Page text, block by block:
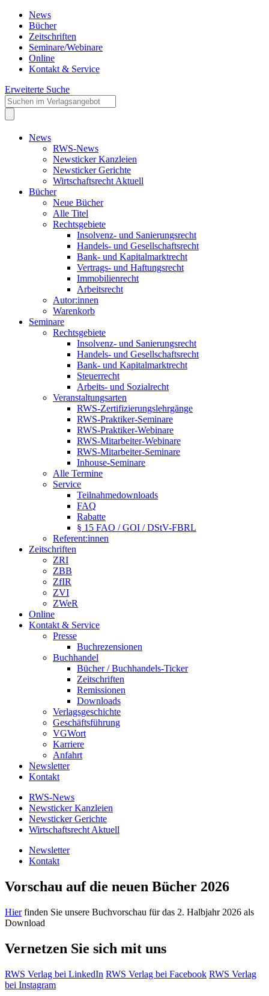
News
Bücher
Zeitschriften
Seminare/Webinare
Online
Kontakt & Service
Erweiterte Suche
News
RWS-News
Newsticker Kanzleien
Newsticker Gerichte
Wirtschaftsrecht Aktuell
Bücher
Neue Bücher
Alle Titel
Rechtsgebiete
Insolvenz- und Sanierungsrecht
Handels- und Gesellschaftsrecht
Bank- und Kapitalmarktrecht
Vertrags- und Haftungsrecht
Immobilienrecht
Arbeitsrecht
Autor:innen
Warenkorb
Seminare
Rechtsgebiete
Insolvenz- und Sanierungsrecht
Handels- und Gesellschaftsrecht
Bank- und Kapitalmarktrecht
Steuerrecht
Arbeits- und Sozialrecht
Veranstaltungsarten
RWS-Zertifizierungslehrgänge
RWS-Praktiker-Seminare
RWS-Praktiker-Webinare
RWS-Mitarbeiter-Webinare
RWS-Mitarbeiter-Seminare
Inhouse-Seminare
Alle Termine
Service
Teilnahmedownloads
FAQ
Rabatte
§ 15 FAO / GOI / DStV-FBRL
Referent:innen
Zeitschriften
ZRI
ZBB
ZfIR
ZVI
ZWeR
Online
Kontakt & Service
Presse
Buchrezensionen
Buchhandel
Bücher / Buchhandels-Ticker
Zeitschriften
Remissionen
Downloads
Verlagsgeschichte
Geschäftsführung
VGWort
Karriere
Anfahrt
Newsletter
Kontakt
RWS-News
Newsticker Kanzleien
Newsticker Gerichte
Wirtschaftsrecht Aktuell
Newsletter
Kontakt
Vorschau auf die neuen Bücher 2026
Hierfinden Sie unsere Buchvorschau für das 2. Halbjahr 2026 als
Download
Vernetzen Sie sich mit uns
RWS Verlag bei LinkedIn RWS Verlag bei Facebook RWS Verlag
bei Instagram